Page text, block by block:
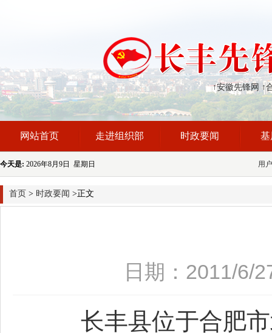
↑安徽先锋网 ↑
网站首页 走进组织部 时政要闻 基
今天是: 2026年8月9日 星期日 用
首页 > 时政要闻 >正文
日期：2011/
长丰县位于合肥市